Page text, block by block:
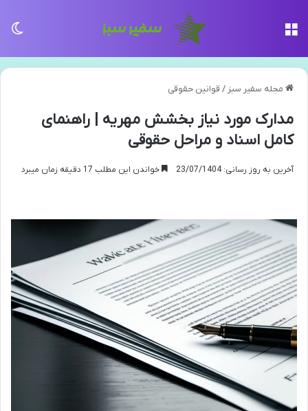
مجله سفیر سبز / قوانین حقوقی
مدارک مورد نیاز بخشش مهریه | راهنمای
کامل اسناد و مراحل حقوقی
آخرین به روز رسانی: 23/07/1404 خواندن این مطلب 17 دقیقه زمان میبرد